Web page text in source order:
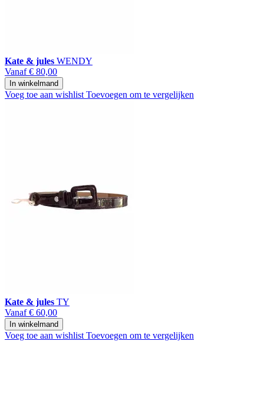
Kate & jules WENDY
Vanaf € 80,00
In winkelmand
Voeg toe aan wishlist Toevoegen om te vergelijken
Kate & jules TY
Vanaf € 60,00
In winkelmand
Voeg toe aan wishlist Toevoegen om te vergelijken